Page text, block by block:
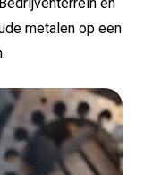
metalen op een